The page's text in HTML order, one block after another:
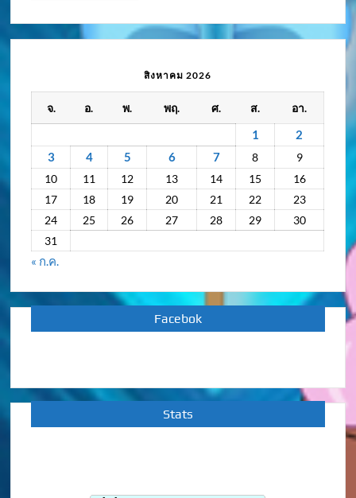
กิจกรรม
ย้อน
สิงหาคม 2026
จ. อ. พ. พฤ. ศ. ส. อา.
1
2
3
4 5 6 7 8
9
10
11 12 13 14 15
16
17
18 19 20 21 22
23
24
25 26 27 28 29
30
31
« ก.ค.
Facebok
Stats